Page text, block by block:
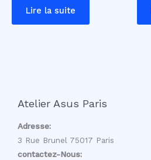
Lire la suite
Atelier Asus Paris
Adresse:
3 Rue Brunel 75017 Paris
contactez-Nous: